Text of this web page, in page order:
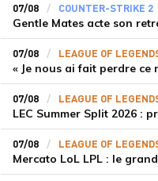
07/08 COUNTER-STRIKE 2
07/08 LEAGUE OF
07/08 LEAGUE OF
07/08 LEAGUE OF